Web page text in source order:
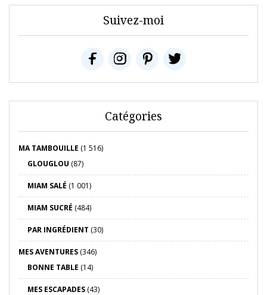
Suivez-moi
Catégories
MA TAMBOUILLE (1 516)
GLOUGLOU (87)
MIAM SALÉ (1 001)
MIAM SUCRÉ (484)
PAR INGRÉDIENT (30)
MES AVENTURES (346)
BONNE TABLE (14)
MES ESCAPADES (43)